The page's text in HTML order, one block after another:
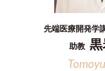
先端医療開発学
助教